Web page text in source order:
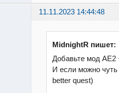
11.11.2023 14:44:48
MidnightR пишет:
Добавьте мод AE2
И если можно чуть
better quest)